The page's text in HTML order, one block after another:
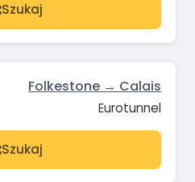
Szukaj
Folkestone → Calais
Eurotunnel
Szukaj